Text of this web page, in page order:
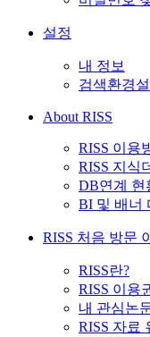
설정
내 정보
검색환경
About RISS
RISS 이용
RISS 지식
DB연계 현
BI 및 배너
RISS 처음 방문
RISS란?
RISS 이용
내 관심논
RISS 자료